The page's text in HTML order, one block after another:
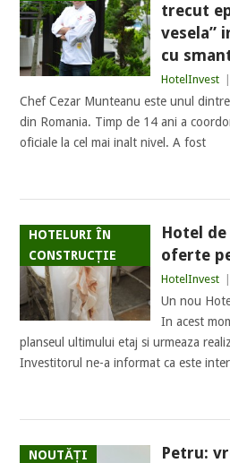
trecut
vesela”
cu
HotelInvest
Chef Cezar Munteanu este unul
din Romania. Timp de 14 ani a
oficiale la cel mai inalt nivel. A fost
HOTELURI ÎN
CONSTRUCȚIE
Hotel
oferte
HotelInvest
Un nou
In acest
planseul ultimului etaj si urmeaza
Investitorul ne-a informat ca este
NOUTĂȚI
Petru: